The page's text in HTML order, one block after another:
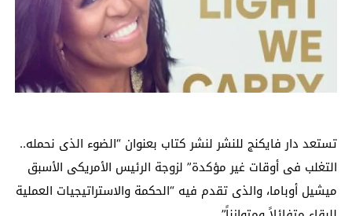
تستعد دار فايكنج للنشر لنشر كتاب بعنوان “الضوء الذى نحمله..
التغلب فى أوقات غير مؤكدة” لزوجة الرئيس الأمريكى الأسبق
ميشيل أوباما، والذى تقدم فيه “الحكمة والاستراتيجيات العملية